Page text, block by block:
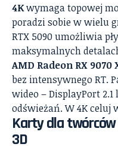
4Kwymaga topowej
poradzi sobie w wielu
RTX 5090 umożliwia
maksymalnych
AMD Radeon RX 9070
bez intensywnego RT.
wideo – DisplayPort 2.1
odświeżań. W 4K celuj
Karty dla
3D